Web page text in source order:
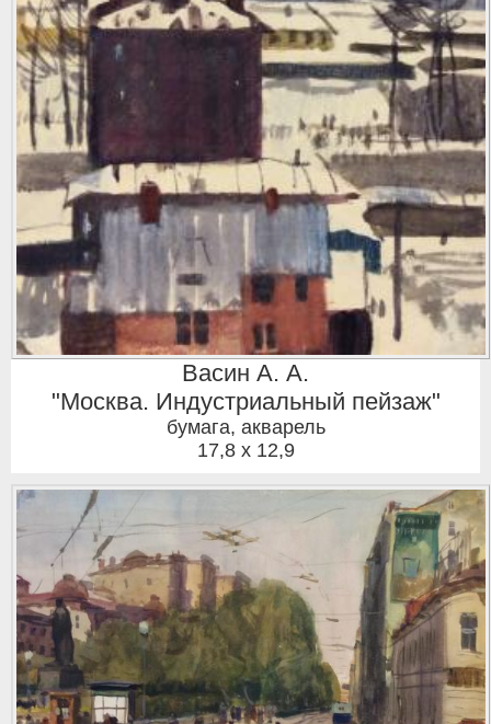
Васин А. А.
"Москва. Индустриальный пейзаж"
бумага, акварель
17,8 x 12,9